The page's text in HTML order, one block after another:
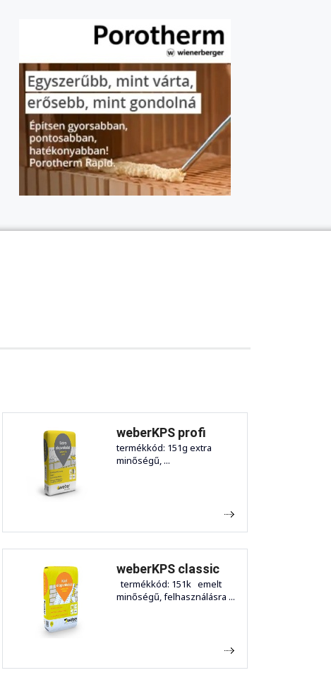
weberKPS profi
termékkód: 151g extra
minőségű, ...
weberKPS classic
termékkód: 151k emelt
minőségű, felhasználásra ...